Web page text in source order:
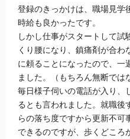
登録のきっかけは、職場見学
時給も良かったです。
しかし仕事がスタートして試
くり腰になり、鎮痛剤が合わ
に頼ることになったので、一
ました。（もちろん無断では
毎日様子伺いの電話が入り、
るとも言われました。就職後
らの落ち度ですから更新不可
できるのですが、歩くどころ